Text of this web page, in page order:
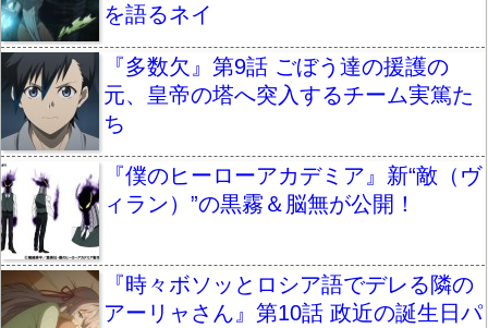
を語るネイ
『多数欠』第9話 ごぼう達の援護の
元、皇帝の塔へ突入するチーム実篤た
ち
『僕のヒーローアカデミア』新“敵（ヴ
ィラン）”の黒霧＆脳無が公開！
『時々ボソッとロシア語でデレる隣の
アーリャさん』第10話 政近の誕生日パ